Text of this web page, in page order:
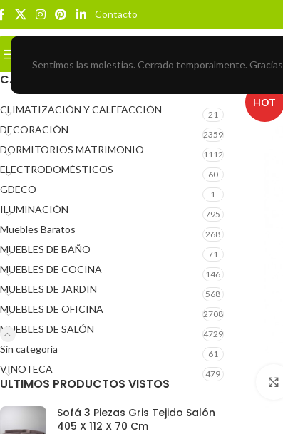
Sentimos las molestias. Cerrado temporalmente. Gracias
Contacto
CATEGORÍAS DEL PRODUCTO
CLIMATIZACIÓN Y CALEFACCIÓN 21
DECORACIÓN 2359
DORMITORIOS MATRIMONIO 1112
ELECTRODOMÉSTICOS 60
GDECO 1
ILUMINACIÓN 795
Muebles Baratos 268
MUEBLES DE BAÑO 71
MUEBLES DE COCINA 146
MUEBLES DE JARDIN 568
MUEBLES DE OFICINA 2708
MUEBLES DE SALÓN 4729
Sin categoría 61
VINOTECA 479
ULTIMOS PRODUCTOS VISTOS
Sofá 3 Piezas Gris Tejido Salón
405 X 112 X 70 Cm
HOT